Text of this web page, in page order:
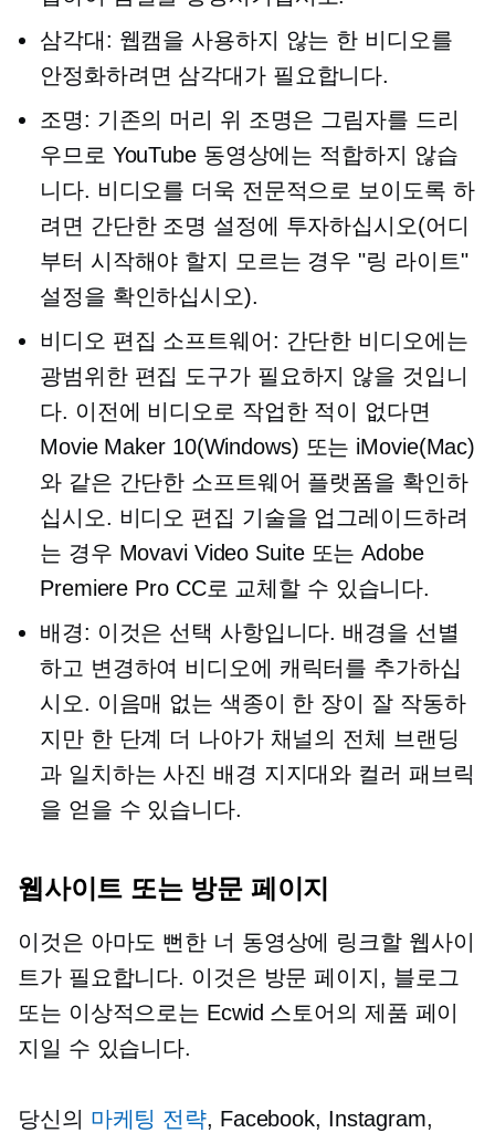
삼각대: 웹캠을 사용하지 않는 한 비디오를
안정화하려면 삼각대가 필요합니다.
조명: ​​기존의 머리 위 조명은 그림자를 드리
우므로 YouTube 동영상에는 적합하지 않습
니다. 비디오를 더욱 전문적으로 보이도록 하
려면 간단한 조명 설정에 투자하십시오(어디
부터 시작해야 할지 모르는 경우 "링 라이트"
설정을 확인하십시오).
비디오 편집 소프트웨어: 간단한 비디오에는
광범위한 편집 도구가 필요하지 않을 것입니
다. 이전에 비디오로 작업한 적이 없다면
Movie Maker 10(Windows) 또는 iMovie(Mac)
와 같은 간단한 소프트웨어 플랫폼을 확인하
십시오. 비디오 편집 기술을 업그레이드하려
는 경우 Movavi Video Suite 또는 Adobe
Premiere Pro CC로 교체할 수 있습니다.
배경: 이것은 선택 사항입니다. 배경을 선별
하고 변경하여 비디오에 캐릭터를 추가하십
시오. 이음매 없는 색종이 한 장이 잘 작동하
지만 한 단계 더 나아가 채널의 전체 브랜딩
과 일치하는 사진 배경 지지대와 컬러 패브릭
을 얻을 수 있습니다.
웹사이트 또는 방문 페이지
이것은 아마도 뻔한 너 동영상에 링크할 웹사이
트가 필요합니다. 이것은 방문 페이지, 블로그
또는 이상적으로는 Ecwid 스토어의 제품 페이
지일 수 있습니다.
당신의 마케팅 전략, Facebook, Instagram,